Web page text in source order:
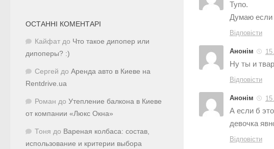
Тупо.
Думаю если
Відповісти
Анонім
Ну ты и
Відповісти
Анонім
А если б
девочка
Відповісти
ОСТАННІ КОМЕНТАРІ
Кайфат до Что такое дипопер или
дипоперы? :)
Сергей до Аренда авто в Киеве на
Rentdrive.ua
Роман до Утепление балкона в Киеве
от компании «Люкс Окна»
Тоня до Вареная колбаса: состав,
использование и критерии выбора